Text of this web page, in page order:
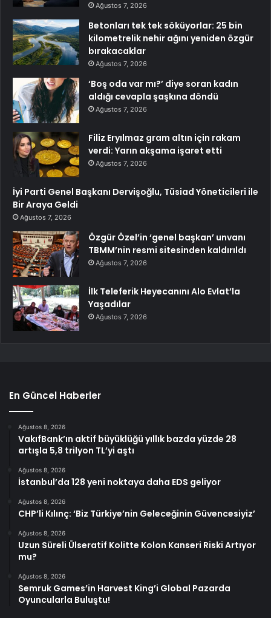
Ağustos 7, 2026
Betonları tek tek söküyorlar: 25 bin
kilometrelik nehir ağını yeniden özgür
bırakacaklar
Ağustos 7, 2026
‘Boş oda var mı?’ diye soran kadın
aldığı cevapla şaşkına döndü
Ağustos 7, 2026
Filiz Eryılmaz gram altın için rakam
verdi: Yarın akşama işaret etti
Ağustos 7, 2026
İyi Parti Genel Başkanı Dervişoğlu, Tüsiad Yöneticileri ile
Bir Araya Geldi
Ağustos 7, 2026
Özgür Özel’in ‘genel başkan’ unvanı
TBMM’nin resmi sitesinden kaldırıldı
Ağustos 7, 2026
İlk Teleferik Heyecanını Alo Evlat’la
Yaşadılar
Ağustos 7, 2026
En Güncel Haberler
Ağustos 8, 2026
VakıfBank’ın aktif büyüklüğü yıllık bazda yüzde 28
artışla 5,8 trilyon TL’yi aştı
Ağustos 8, 2026
İstanbul’da 128 yeni noktaya daha EDS geliyor
Ağustos 8, 2026
CHP’li Kılınç: ‘Biz Türkiye’nin Geleceğinin Güvencesiyiz’
Ağustos 8, 2026
Uzun Süreli Ülseratif Kolitte Kolon Kanseri Riski Artıyor
mu?
Ağustos 8, 2026
Semruk Games’in Harvest King’i Global Pazarda
Oyuncularla Buluştu!